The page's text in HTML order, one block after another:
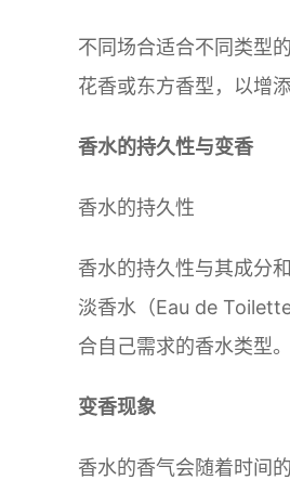
不同场合适合不同类型
花香或东方香型，以增
香水的持久性与变香
香水的持久性
香水的持久性与其成分
淡香水（Eau de
合自己需求的香水类型。
变香现象
香水的香气会随着时间